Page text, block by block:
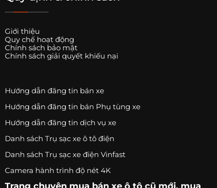
Giới thiệu
Quy chế hoạt động
Chính sách bảo mật
Chính sách giải quyết khiếu nại
Hướng dẫn đăng tin bán xe
Hướng dẫn đăng tin bán Phụ tùng xe
Hướng dẫn đăng tin dịch vụ xe
Danh sách Trụ sạc xe ô tô điện
Danh sách Trụ sạc xe điện Vinfast
Camera hành trình độ nét 4K